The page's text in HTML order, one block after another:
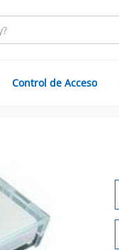
Control de Acceso